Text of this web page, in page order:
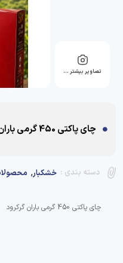
تصاویر بیشتر …
چای پاکتی 450 گرمی باران گرکرود
دسته بندی : خشکبار,
چای پاکتی 450 گرمی باران گرکرود